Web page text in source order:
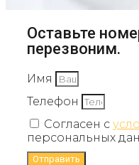
Оставьте
перезвоним.
Имя
Телефон
Согласен с
персональных
Отправить